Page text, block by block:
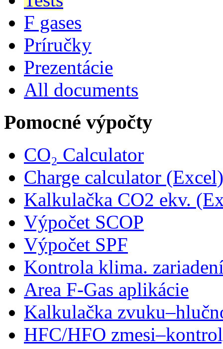
F gases
Príručky
Prezentácie
All documents
Pomocné výpočty
CO₂ Calculator
Charge calculator (Excel)
Kalkulačka CO2 ekv.
Výpočet SCOP
Výpočet SPF
Kontrola klima.
Area F-Gas aplikácie
Kalkulačka
HFC/HFO